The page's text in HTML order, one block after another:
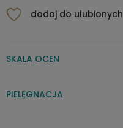
dodaj do ulubionych
SKALA OCEN
PIELĘGNACJA